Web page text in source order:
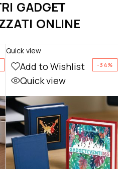
GADGET
ONLINE
-34%
Add to Wishlist
Quick view
Quick view